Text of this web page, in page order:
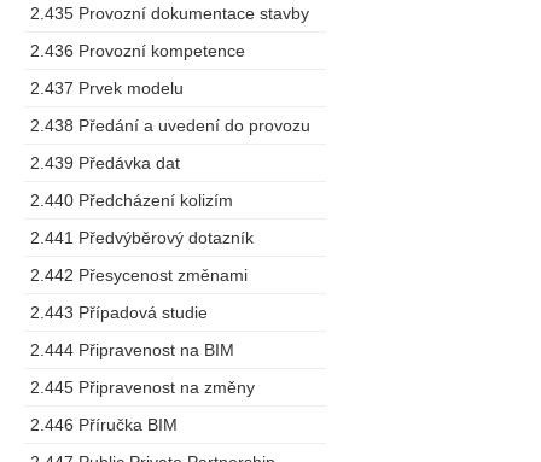
2.435 Provozní dokumentace stavby
2.436 Provozní kompetence
2.437 Prvek modelu
2.438 Předání a uvedení do provozu
2.439 Předávka dat
2.440 Předcházení kolizím
2.441 Předvýběrový dotazník
2.442 Přesycenost změnami
2.443 Případová studie
2.444 Připravenost na BIM
2.445 Připravenost na změny
2.446 Příručka BIM